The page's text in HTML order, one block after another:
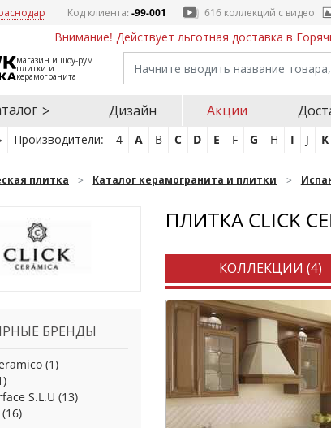
Код клиента:-99-001 616 коллекций с видео
Внимание! Действует льготная доставка в
магазин и шоу-рум
плитки и
керамогранита
Дизайн Акции
Производители: 4 A B C D E F G H I J K
плитка Каталог керамогранита и плитки
БРЕНДЫ
(1)
S.L.U (13)
(16)
ПЛИТКА CLICK
КОЛЛЕКЦИИ (4)